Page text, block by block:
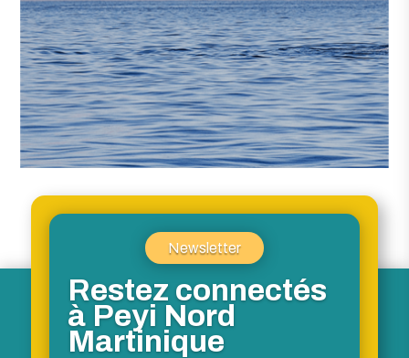
Newsletter
Restez connectés
à Peyi Nord
Martinique